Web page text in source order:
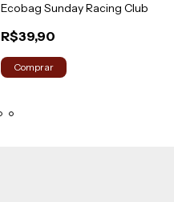
Ecobag Sunday Racing Club
R$39,90
Comprar